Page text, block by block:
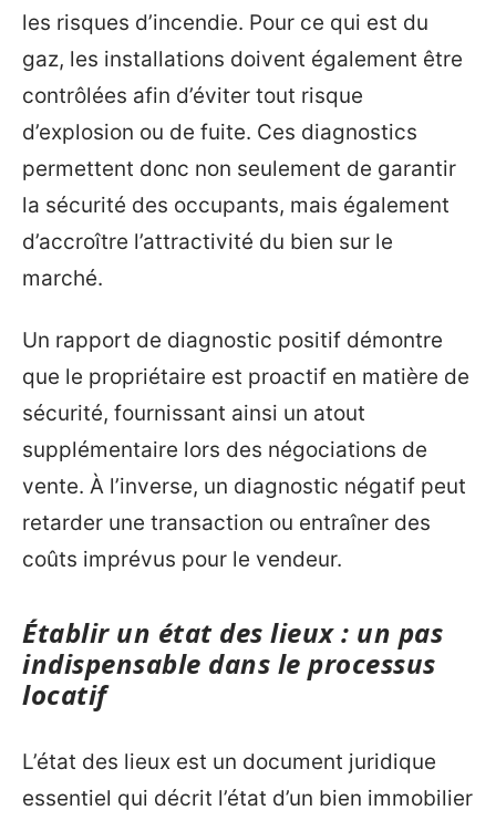
les risques d’incendie. Pour ce qui est du
gaz, les installations doivent également être
contrôlées afin d’éviter tout risque
d’explosion ou de fuite. Ces diagnostics
permettent donc non seulement de garantir
la sécurité des occupants, mais également
d’accroître l’attractivité du bien sur le
marché.
Un rapport de diagnostic positif démontre
que le propriétaire est proactif en matière de
sécurité, fournissant ainsi un atout
supplémentaire lors des négociations de
vente. À l’inverse, un diagnostic négatif peut
retarder une transaction ou entraîner des
coûts imprévus pour le vendeur.
Établir un état des lieux : un pas
indispensable dans le processus
locatif
L’état des lieux est un document juridique
essentiel qui décrit l’état d’un bien immobilier